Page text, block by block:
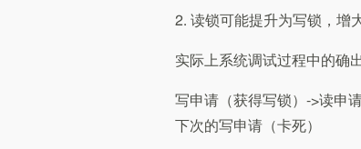
2. 读锁可能提升为写锁，增
实际上系统调试过程中的确
写申请（获得写锁）->读申
下次的写申请（卡死）